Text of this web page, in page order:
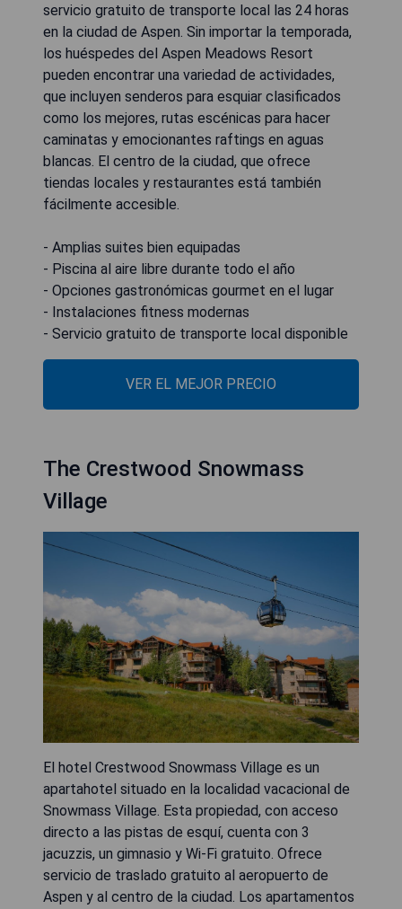
servicio gratuito de transporte local las 24 horas
en la ciudad de Aspen. Sin importar la temporada,
los huéspedes del Aspen Meadows Resort
pueden encontrar una variedad de actividades,
que incluyen senderos para esquiar clasificados
como los mejores, rutas escénicas para hacer
caminatas y emocionantes raftings en aguas
blancas. El centro de la ciudad, que ofrece
tiendas locales y restaurantes está también
fácilmente accesible.
- Amplias suites bien equipadas
- Piscina al aire libre durante todo el año
- Opciones gastronómicas gourmet en el lugar
- Instalaciones fitness modernas
- Servicio gratuito de transporte local disponible
VER EL MEJOR PRECIO
The Crestwood Snowmass
Village
El hotel Crestwood Snowmass Village es un
apartahotel situado en la localidad vacacional de
Snowmass Village. Esta propiedad, con acceso
directo a las pistas de esquí, cuenta con 3
jacuzzis, un gimnasio y Wi-Fi gratuito. Ofrece
servicio de traslado gratuito al aeropuerto de
Aspen y al centro de la ciudad. Los apartamentos